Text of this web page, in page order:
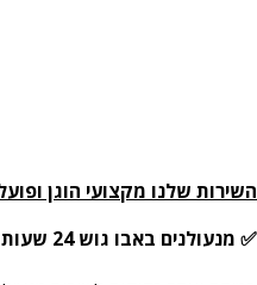
השירות שלנו מקצועי הוגן ופועל 24/7
✅ מנעולנים באבו גוש 24 שעות ביממה